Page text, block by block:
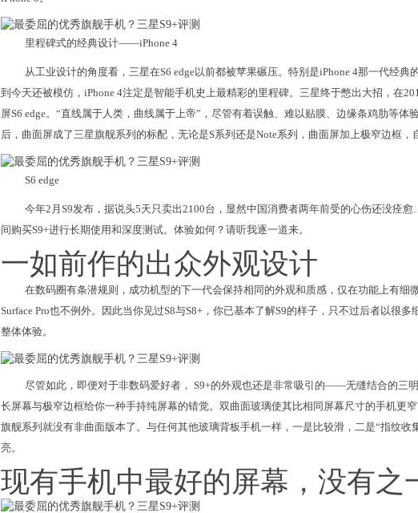
里程碑式的经典设计——iPhone 4
从工业设计的角度看，三星在S6 edge以前都被苹果碾压。特别是iPhone 4那一代经
到今天还被模仿，iPhone 4注定是智能手机史上最精彩的里程碑。三星终于憋出大招，在
屏S6 edge。“直线属于人类，曲线属于上帝”，尽管有着误触、难以贴膜、边缘条鸡肋等体
后，曲面屏成了三星旗舰系列的标配，无论是S系列还是Note系列，曲面屏加上极窄边框，
S6 edge
今年2月S9发布，据说头5天只卖出2100台，显然中国消费者两年前受的心伤还没痊
间购买S9+进行长期使用和深度测试。体验如何？请听我逐一道来。
一如前作的出众外观设计
在数码圈有条潜规则，成功机型的下一代会保持相同的外观和质感，仅在功能上有细
Surface Pro也不例外。因此当你见过S8与S8+，你已基本了解S9的样子，只不过后者以很
整体体验。
尽管如此，即便对于非数码爱好者， S9+的外观也还是非常吸引的——无缝结合的三
长屏幕与极窄边框给你一种手持纯屏幕的错觉。双曲面玻璃使其比相同屏幕尺寸的手机更
旗舰系列就没有非曲面版本了。与任何其他玻璃背板手机一样，一是比较滑，二是“指纹收
亮。
现有手机中最好的屏幕，没有之